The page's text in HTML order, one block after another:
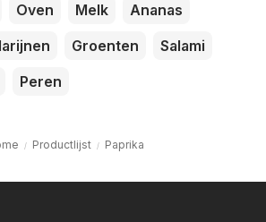
Oven Melk
Ananas
Groenten
Salami
Peren
Productlijst Paprika